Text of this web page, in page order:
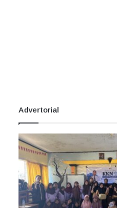
Advertorial